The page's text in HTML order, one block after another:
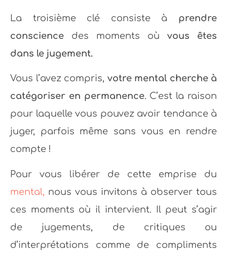
La troisième clé consiste à prendre
conscience des moments où vous êtes
dans le jugement.
Vous l’avez compris, votre mental cherche à
catégoriser en permanence. C’est la raison
pour laquelle vous pouvez avoir tendance à
juger, parfois même sans vous en rendre
compte !
Pour vous libérer de cette emprise du
mental, nous vous invitons à observer tous
ces moments où il intervient. Il peut s’agir
de jugements, de critiques ou
d’interprétations comme de compliments